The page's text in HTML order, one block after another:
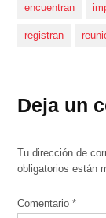
encuentran
registran
Deja un
Tu dirección de
obligatorios están
Comentario*